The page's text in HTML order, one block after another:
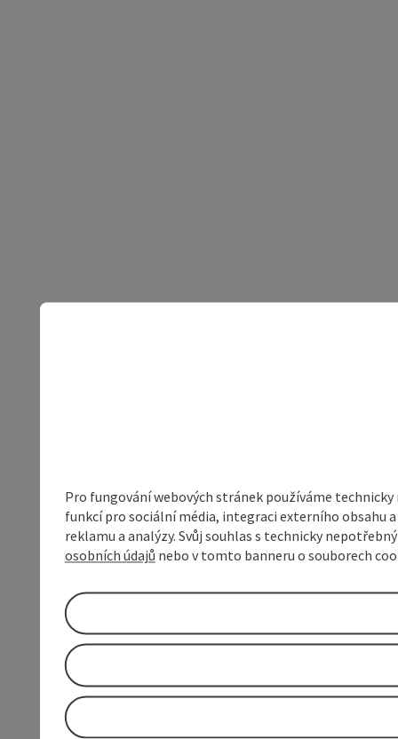
Pro fungování webových stránek používáme
funkcí pro sociální média, integraci externího obsahu
reklamu a analýzy. Svůj souhlas s technicky
osobních údajů nebo v tomto banneru o souborech